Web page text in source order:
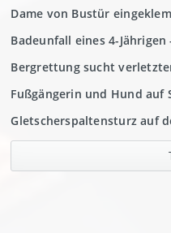
Dame von Bustür
Badeunfall eines 4-
Bergrettung sucht
Fußgängerin und Hund auf
Gletscherspaltensturz auf